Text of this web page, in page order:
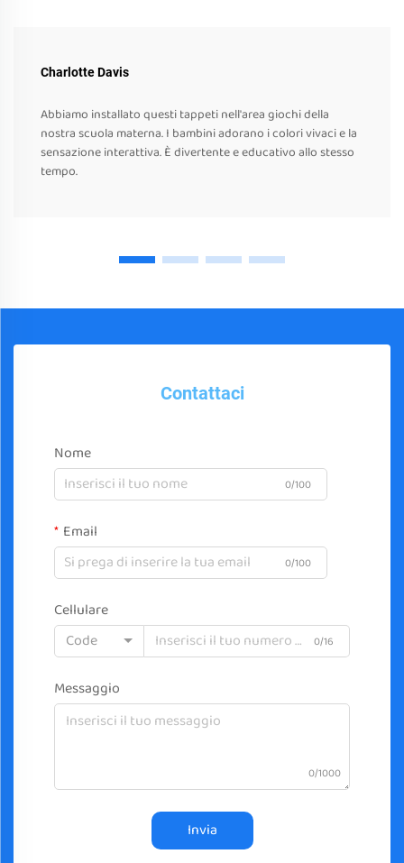
Charlotte Davis
Abbiamo installato questi tappeti nell'area giochi della
nostra scuola materna. I bambini adorano i colori vivaci e la
sensazione interattiva. È divertente e educativo allo stesso
tempo.
Contattaci
Nome
0/100
Email
0/100
Cellulare
Code
0/16
Messaggio
0/1000
Invia